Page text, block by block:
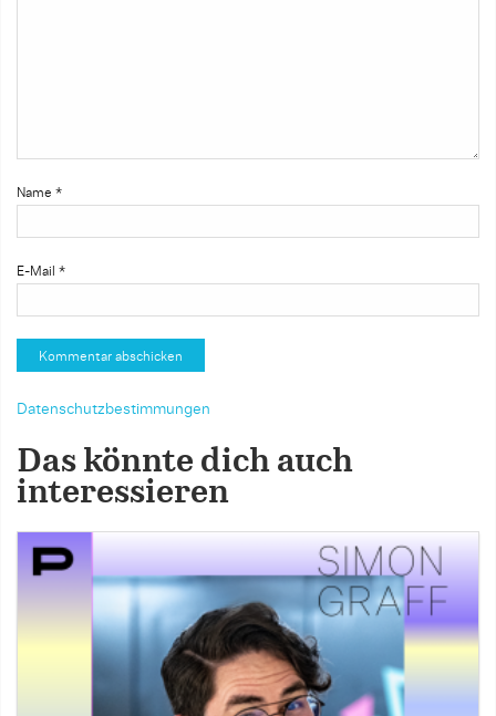
Name *
E-Mail *
Datenschutzbestimmungen
Das könnte dich auch
interessieren